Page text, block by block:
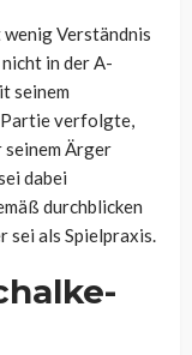
Verständnis
in der A-
seinem
Partie verfolgte,
Ärger
dabei
durchblicken
sei als Spielpraxis.